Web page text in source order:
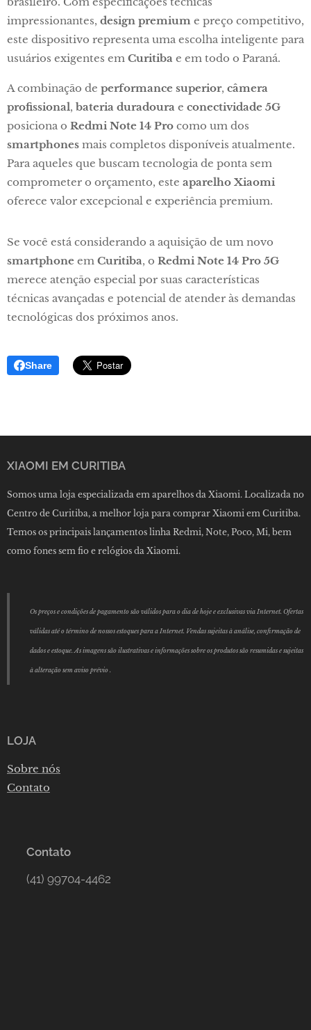
impressionantes, design premium e preço competitivo,
este dispositivo representa uma escolha inteligente para
usuários exigentes em Curitiba e em todo o Paraná.
A combinação de performance superior, câmera
profissional, bateria duradoura e conectividade 5G
posiciona o Redmi Note 14 Pro como um dos
smartphones mais completos disponíveis atualmente.
Para aqueles que buscam tecnologia de ponta sem
comprometer o orçamento, este aparelho Xiaomi
oferece valor excepcional e experiência premium.
Se você está considerando a aquisição de um novo
smartphone em Curitiba, o Redmi Note 14 Pro 5G
merece atenção especial por suas características
técnicas avançadas e potencial de atender às demandas
tecnológicas dos próximos anos.
Share
XIAOMI EM CURITIBA
Somos uma loja especializada em aparelhos da Xiaomi. Localizada no
Centro de Curitiba, a melhor loja para comprar Xiaomi em Curitiba.
Temos os principais lançamentos linha Redmi, Note, Poco, Mi, bem
como fones sem fio e relógios da Xiaomi.
Os preços e condições de pagamento são válidos para o dia de hoje e exclusivas via Internet. Ofertas
válidas até o término de nossos estoques para a Internet. Vendas sujeitas à análise, confirmação de
dados e estoque. As imagens são ilustrativas e informações sobre os produtos são resumidas e sujeitas
à alteração sem aviso prévio .
LOJA
Sobre nós
Contato
Contato
(41) 99704-4462